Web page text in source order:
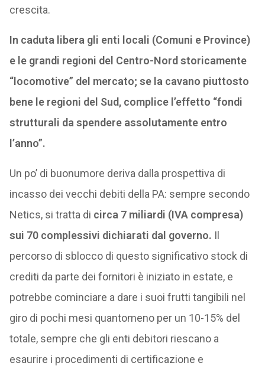
crescita.
In caduta libera gli enti locali (Comuni e Province)
e le grandi regioni del Centro-Nord storicamente
“locomotive” del mercato; se la cavano piuttosto
bene le regioni del Sud, complice l’effetto “fondi
strutturali da spendere assolutamente entro
l’anno”.
Un po’ di buonumore deriva dalla prospettiva di
incasso dei vecchi debiti della PA: sempre secondo
Netics, si tratta di circa 7 miliardi (IVA compresa)
sui 70 complessivi dichiarati dal governo. Il
percorso di sblocco di questo significativo stock di
crediti da parte dei fornitori è iniziato in estate, e
potrebbe cominciare a dare i suoi frutti tangibili nel
giro di pochi mesi quantomeno per un 10-15% del
totale, sempre che gli enti debitori riescano a
esaurire i procedimenti di certificazione e